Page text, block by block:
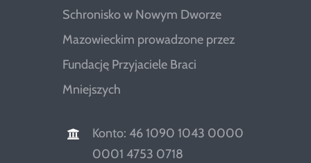
Schronisko w Nowym Dworze
Mazowieckim prowadzone przez
Fundację Przyjaciele Braci
Mniejszych
Konto: 46 1090 1043 0000
0001 4753 0718